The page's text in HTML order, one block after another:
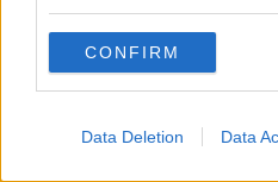
CONFIRM
Data Deletion Data
​Venerdì emozionalmente
Ma ti ascolti?
Contornati di persone che…
Che cos’è la dipendenza
Quarta tappa nelle personalità: